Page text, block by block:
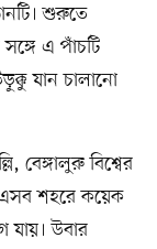
শুরুতে
সঙ্গে এ পাঁচটি
যান চালানো
বেঙ্গালুরু বিশ্বের
শহরে কয়েক
যায়। উবার